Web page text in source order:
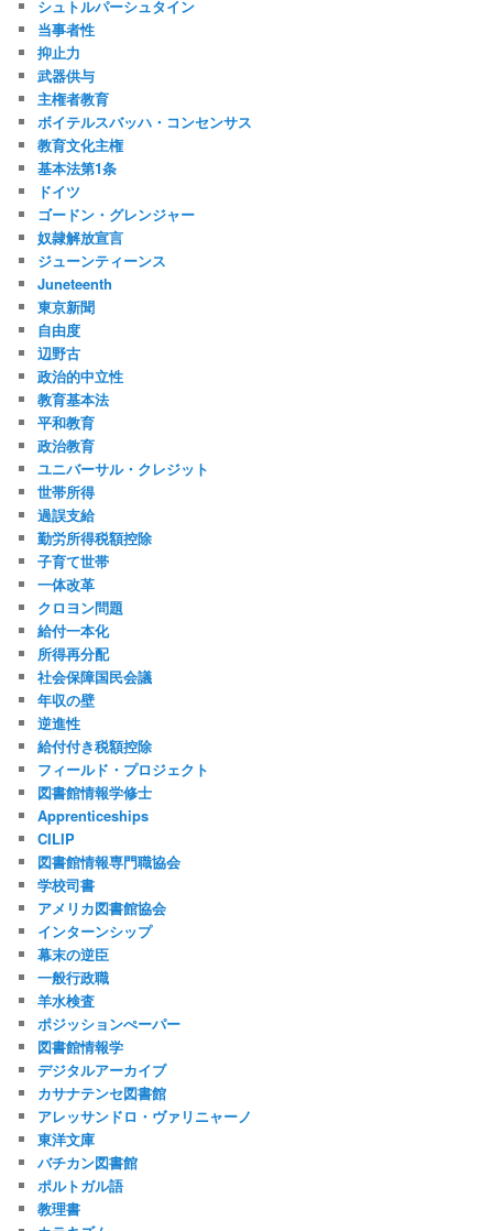
シュトルパーシュタイン
当事者性
抑止力
武器供与
主権者教育
ボイテルスバッハ・コンセンサス
教育文化主権
基本法第1条
ドイツ
ゴードン・グレンジャー
奴隷解放宣言
ジューンティーンス
Juneteenth
東京新聞
自由度
辺野古
政治的中立性
教育基本法
平和教育
政治教育
ユニバーサル・クレジット
世帯所得
過誤支給
勤労所得税額控除
子育て世帯
一体改革
クロヨン問題
給付一本化
所得再分配
社会保障国民会議
年収の壁
逆進性
給付付き税額控除
フィールド・プロジェクト
図書館情報学修士
Apprenticeships
CILIP
図書館情報専門職協会
学校司書
アメリカ図書館協会
インターンシップ
幕末の逆臣
一般行政職
羊水検査
ポジッションぺーパー
図書館情報学
デジタルアーカイブ
カサナテンセ図書館
アレッサンドロ・ヴァリニャーノ
東洋文庫
バチカン図書館
ポルトガル語
教理書